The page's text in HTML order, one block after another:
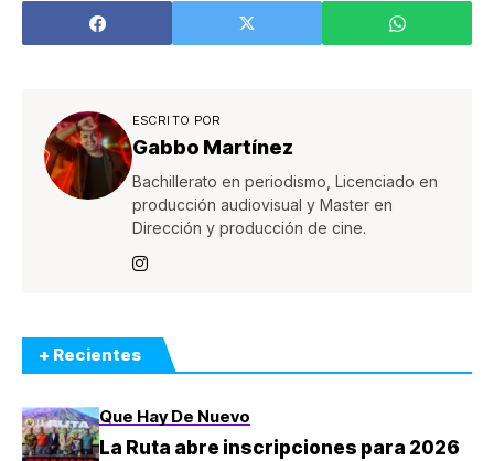
McDonald’s
“Prisionera de la
lente”
ESCRITO POR
Gabbo Martínez
Bachillerato en periodismo, Licenciado en
producción audiovisual y Master en
Dirección y producción de cine.
+ Recientes
Que Hay De Nuevo
La Ruta abre inscripciones para 2026